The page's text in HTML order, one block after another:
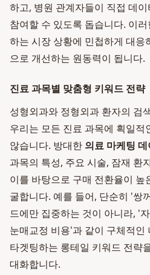
하고, 병원 관계자들이 직접 데
참여할 수 있도록 돕습니다. 이
하는 시장 상황에 민첩하게 대응
으로 개선하는 원동력이 됩니다.
진료 과목별 맞춤형 키워드 전략
성형외과와 정형외과 환자의 검
우리는 모든 진료 과목에 획일적
않습니다. 방대한 의료 마케팅 데
과목의 특성, 주요 시술, 잠재 환
이를 바탕으로 구매 전환율이
굴합니다. 예를 들어, 단순히 '쌍
드에만 집중하는 것이 아니라, '
눈매교정 비용'과 같이 구체적인
타겟팅하는 롱테일 키워드 전략
대화합니다.